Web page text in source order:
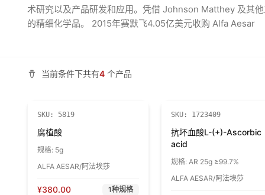
术研究以及产品研发和应用。凭借 Johnson Matthey 及其
的精细化学品。 2015年赛默飞4.05亿美元收购 Alfa Aesar
当前条件下共有4 个产品
SKU: 5819
腐植酸
规格: 5g
ALFA AESAR/阿法埃莎
¥380.00 1种规格
SKU: 1723409
抗坏血酸L-(+)-Ascorbic
acid
规格: AR 25g ≥99.7%
ALFA AESAR/阿法埃莎